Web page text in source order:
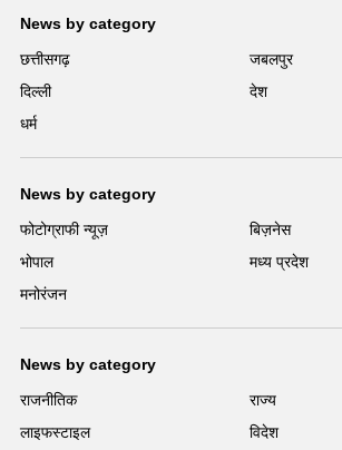
News by category
छत्तीसगढ़
जबलपुर
दिल्ली
देश
धर्म
News by category
फोटोग्राफी न्यूज़
बिज़नेस
भोपाल
मध्य प्रदेश
मनोरंजन
News by category
राजनीतिक
राज्य
लाइफस्टाइल
विदेश